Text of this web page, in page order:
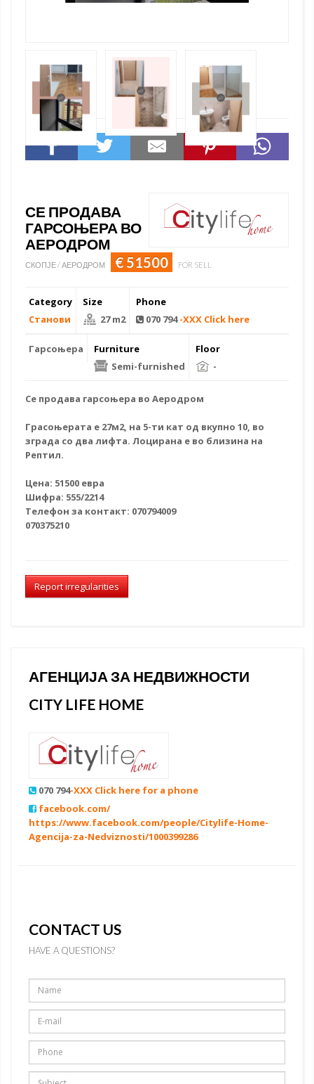
СЕ ПРОДАВА
ГАРСОЊЕРА ВО
АЕРОДРОМ
СКОПЈЕ / АЕРОДРОМ € 51500 FOR SELL
Category
Станови
Size
27 m2
Phone
070 794-XXX Click here
Гарсоњера
Furniture
Semi-furnished
Floor
-
Се продава гарсоњера во Аеродром
Грасоњерата е 27м2, на 5-ти кат од вкупно 10, во
зграда со два лифта. Лоцирана е во близина на
Рептил.
Цена: 51500 евра
Шифра: 555/2214
Телефон за контакт: 070794009
070375210
Report irregularities
АГЕНЦИЈА ЗА НЕДВИЖНОСТИ
CITY LIFE HOME
070 794-XXX Click here for a phone
facebook.com/
https://www.facebook.com/people/Citylife-Home-
Agencija-za-Nedviznosti/1000399286
CONTACT US
HAVE A QUESTIONS?